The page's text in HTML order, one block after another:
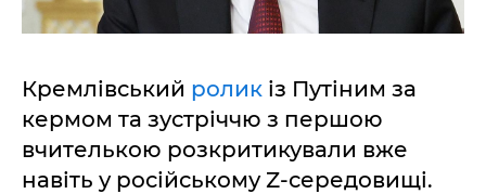
Кремлівський ролик із Путіним за
кермом та зустріччю з першою
вчителькою розкритикували вже
навіть у російському Z-середовищі.